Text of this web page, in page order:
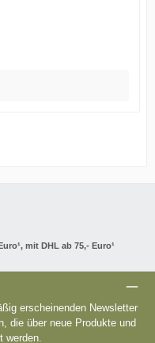
mit DHL ab 75,- Euro¹
erscheinenden Newsletter
die über neue Produkte und
werden.